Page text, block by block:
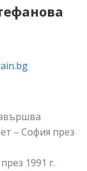
– София през
1991 г.